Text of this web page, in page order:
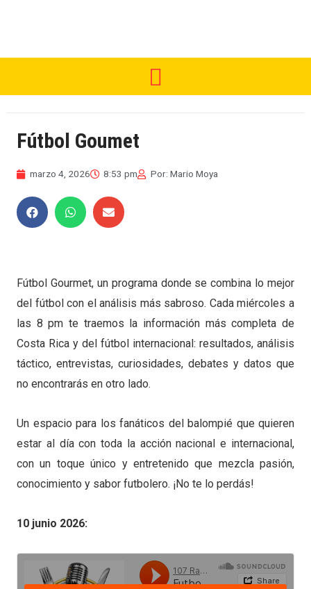
Fútbol Goumet
marzo 4, 2026 8:53 pm Por: Mario Moya
Fútbol Gourmet, un programa donde se combina lo mejor
del fútbol con el análisis más sabroso. Cada miércoles a
las 8 pm te traemos la información más completa de
Costa Rica y del fútbol internacional: resultados, análisis
táctico, entrevistas, curiosidades, debates y datos que
no encontrarás en otro lado.
Un espacio para los fanáticos del balompié que quieren
estar al día con toda la acción nacional e internacional,
con un toque único y entretenido que mezcla pasión,
conocimiento y sabor futbolero. ¡No te lo perdás!
10 junio 2026: